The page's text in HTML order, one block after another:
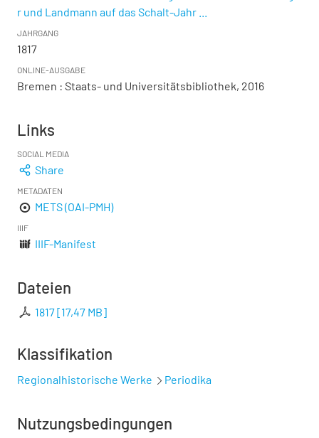
r und Landmann auf das Schalt-Jahr ...
JAHRGANG
1817
ONLINE-AUSGABE
Bremen : Staats- und Universitätsbibliothek, 2016
Links
SOCIAL MEDIA
Share
METADATEN
METS (OAI-PMH)
IIIF
IIIF-Manifest
Dateien
1817[17,47 MB]
Klassifikation
Regionalhistorische Werke Periodika
Nutzungsbedingungen